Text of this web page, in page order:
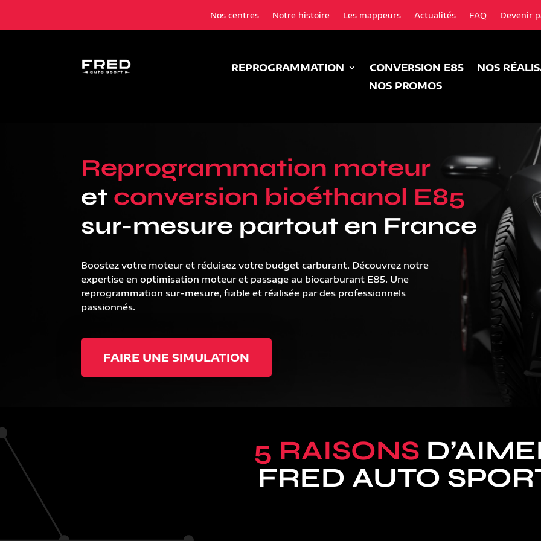
Nos centres Notre histoire Les mappeurs Actualités FAQ Devenir
REPROGRAMMATION CONVERSION E85
NOS
NOS PROMOS
Reprogrammation moteur
et conversion bioéthanol E85
sur-mesure partout en France
Boostez votre moteur et réduisez votre budget carburant. Découvrez notre
expertise en optimisation moteur et passage au biocarburant E85. Une
reprogrammation sur-mesure, fiable et réalisée par des professionnels
passionnés.
FAIRE UNE SIMULATION
5 RAISONS
FRED AUTO